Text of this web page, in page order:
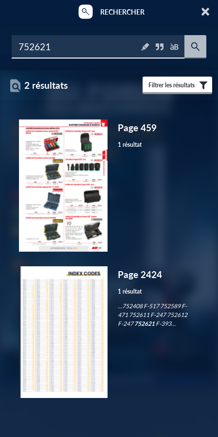
RECHERCHER
2 résultats Filtrer les résultats
Page 459
1 résultat
Page 2424
1 résultat
…752408 F-517 752589 F-
471 752611 F-247 752612
F-247752621 F-393…